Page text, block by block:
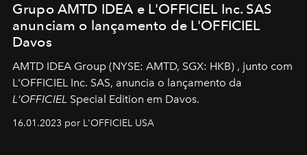
Grupo AMTD IDEA e L'OFFICIEL Inc. SAS
anunciam o lançamento de L'OFFICIEL
Davos
AMTD IDEA Group (NYSE: AMTD, SGX: HKB) , junto com
L'OFFICIEL Inc. SAS, anuncia o lançamento da
L'OFFICIEL Special Edition em Davos.
16.01.2023 por L'OFFICIEL USA